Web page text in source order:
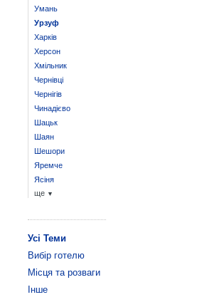
Умань
Урзуф
Харків
Херсон
Хмільник
Чернівці
Чернігів
Чинадієво
Шацьк
Шаян
Шешори
Яремче
Ясіня
ще ▼
Усі Теми
Вибір готелю
Місця та розваги
Інше